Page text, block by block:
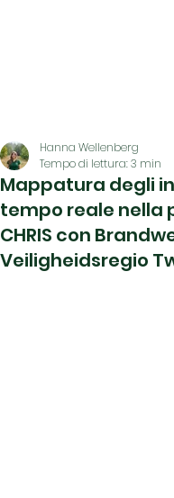
Mappatura degli
tempo reale nella
CHRIS con
Veiligheidsregio
Hanna Wellenberg
Tempo di lettura: 3 min